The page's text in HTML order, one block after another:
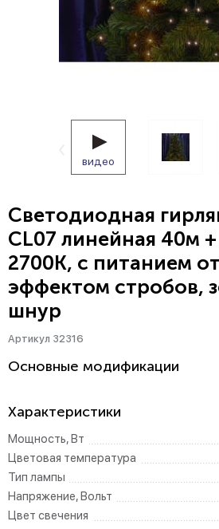
видео
Светодиодная
CL07 линейная 40м
2700К, c питанием
эффектом стробов,
шнур
Артикул 32316
Основные модификации
Характеристики
Мощность, Вт
Цветовая температура
Тип лампы
Напряжение, Вольт
Цвет свечения